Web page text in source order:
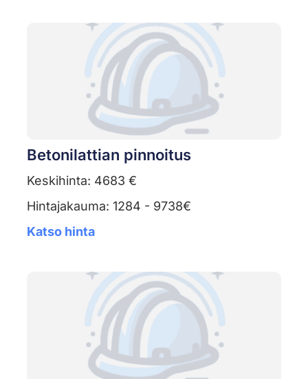
Betonilattian pinnoitus
Keskihinta: 4683 €
Hintajakauma: 1284 - 9738€
Katso hinta